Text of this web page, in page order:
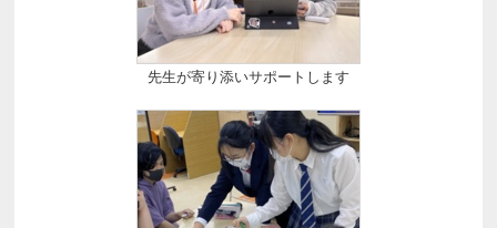
先生が寄り添いサポートします